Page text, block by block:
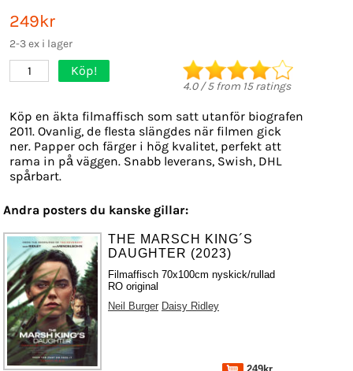
249kr
2-3 ex i lager
1 Köp!
4.0/5from 15ratings
Köp en äkta filmaffisch som satt utanför biografen
2011. Ovanlig, de flesta slängdes när filmen gick
ner. Papper och färger i hög kvalitet, perfekt att
rama in på väggen. Snabb leverans, Swish, DHL
spårbart.
Andra posters du kanske gillar:
THE MARSCH KING´S
DAUGHTER (2023)
Filmaffisch 70x100cm nyskick/rullad
RO original
Neil Burger Daisy Ridley